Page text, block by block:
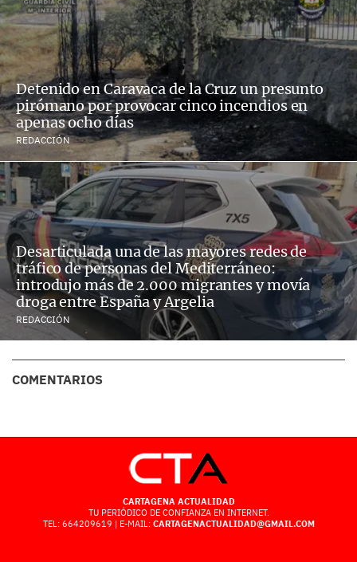
Detenido en Caravaca de la Cruz un presunto
pirómano por provocar cinco incendios en
apenas ocho días
REDACCIÓN
Desarticulada una de las mayores redes de
tráfico de personas del Mediterráneo:
introdujo más de 2.000 migrantes y movía
droga entre España y Argelia
REDACCIÓN
COMENTARIOS
CARTAGENA ACTUALIDAD
TU PERIÓDICO DE CONFIANZA EN INTERNET.
TEL: 664209619 | E-MAIL: CARTAGENACTUALIDAD@GMAIL.COM